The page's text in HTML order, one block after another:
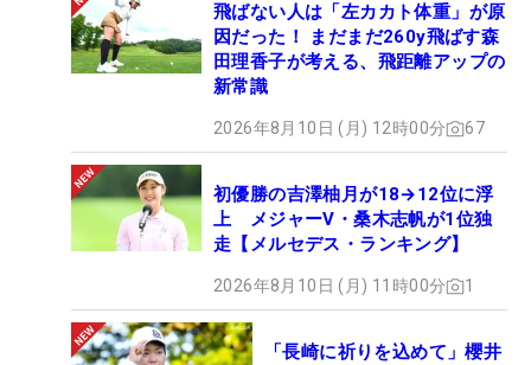
飛ばない人は「左カカト体重」が原
因だった！ まだまだ260y飛ばす森
田理香子が考える、飛距離アップの
新常識
2026年8月10日 (月) 12時00分 67
初優勝の吉澤柚月が18→12位に浮
上 メジャーV・桑木志帆が1位独
走【メルセデス・ランキング】
2026年8月10日 (月) 11時00分 1
「長崎に祈りを込めて」櫻井